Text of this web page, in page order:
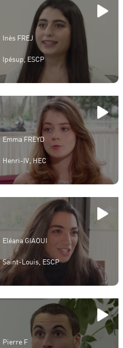
Inès FREJ
Ipésup, ESCP
Emma FREYD
Henri-IV, HEC
Eléana GIAOUI
Saint-Louis, ESCP
Pierre F